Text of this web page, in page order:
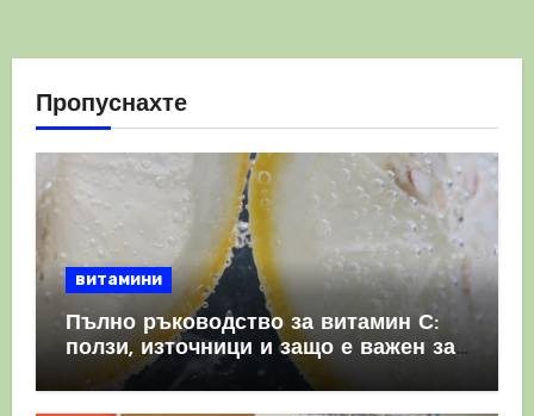
Пропуснахте
витамини
Пълно ръководство за витамин С:
ползи, източници и защо е важен за
имунната система